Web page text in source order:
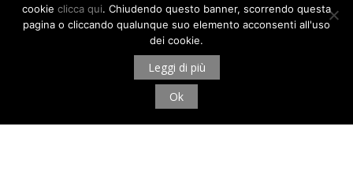
cookie clicca qui. Chiudendo questo banner, scorrendo questa
pagina o cliccando qualunque suo elemento acconsenti all'uso
dei cookie.
Leggi di più
Ok